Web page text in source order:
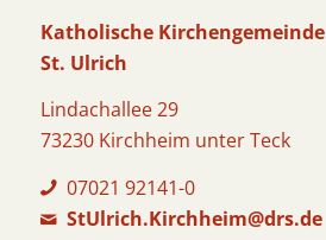
Katholische Kirchengemeinde
St. Ulrich
Lindachallee 29
73230 Kirchheim unter Teck
07021 92141-0
StUlrich.Kirchheim@drs.de